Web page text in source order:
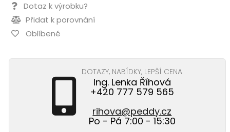
Dotaz k výrobku?
Přidat k porovnání
Oblíbené
DOTAZY, NABÍDKY, LEPŠÍ CENA
Ing. Lenka Říhová
+420 777 579 565
rihova@peddy.cz
Po - Pá 7:00 - 15:30